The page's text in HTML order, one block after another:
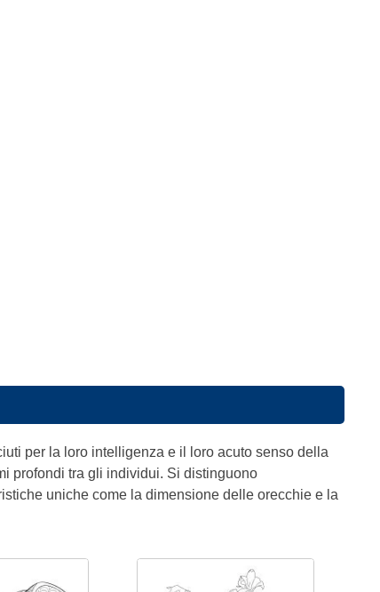
per la loro intelligenza e il loro acuto senso della
profondi tra gli individui. Si distinguono
uniche come la dimensione delle orecchie e la